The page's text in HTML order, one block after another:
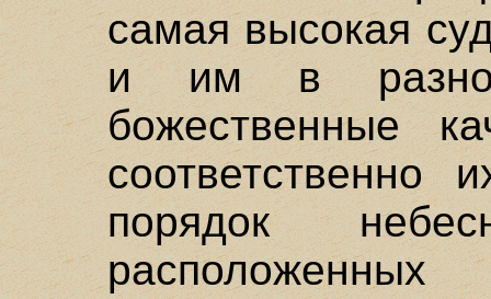
самая высокая
и им в
божественные
соответственно
порядок